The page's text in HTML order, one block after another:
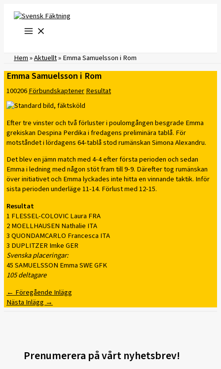
innehåll
Hem»Aktuellt»Emma Samuelsson i Rom
Emma Samuelsson i Rom
100206FörbundskaptenerResultat
Efter tre vinster och två förluster i poulomgången besgrade Emma
grekiskan Despina Perdika i fredagens preliminära tablå. För
motståndet i lördagens 64-tablå stod rumänskan Simona Alexandru.
Det blev en jämn match med 4-4 efter första perioden och sedan
Emma i ledning med någon stöt fram till 9-9. Därefter tog rumänskan
över initiativet och Emma lyckades inte hitta en vinnande taktik. Inför
sista perioden underläge 11-14. Förlust med 12-15.
Resultat
1 FLESSEL-COLOVIC Laura FRA
2 MOELLHAUSEN Nathalie ITA
3 QUONDAMCARLO Francesca ITA
3 DUPLITZER Imke GER
Svenska placeringar:
45 SAMUELSSON Emma SWE GFK
105 deltagare
← Föregående Inlägg
Nästa Inlägg →
Prenumerera på vårt nyhetsbrev!